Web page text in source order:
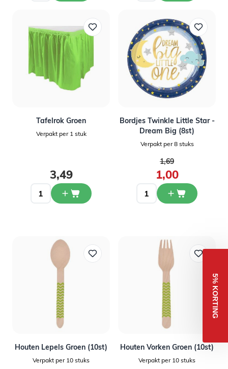
Tafelrok Groen
Verpakt per 1 stuk
3,49
Bordjes Twinkle Little Star -
Dream Big (8st)
Verpakt per 8 stuks
Speciale prijs
1,00
Normale prijs
1,69
Houten Lepels Groen (10st)
Verpakt per 10 stuks
Houten Vorken Groen (10st)
Verpakt per 10 stuks
5% KORTING